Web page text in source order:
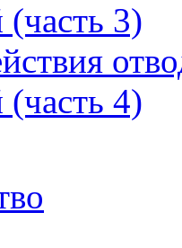
3)
4)